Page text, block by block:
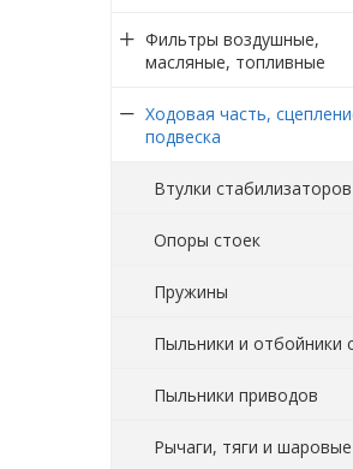
Фильтры воздушные,
масляные, топливные
Ходовая часть,
подвеска
Втулки стабилизаторов
Опоры стоек
Пружины
Пыльники и отбойники
Пыльники приводов
Рычаги, тяги и шаровые